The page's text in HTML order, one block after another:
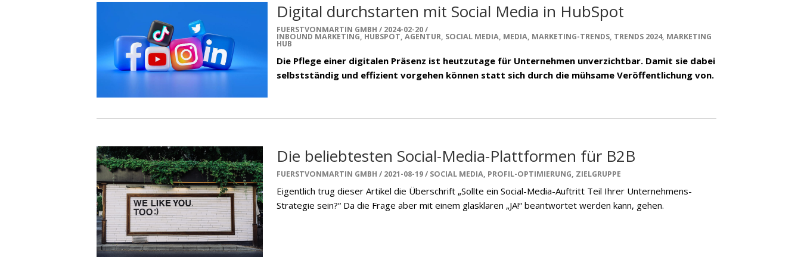
Digital durchstarten mit Social Media in HubSpot
FUERSTVONMARTIN GMBH 2024-02-20
INBOUND MARKETING, HUBSPOT, AGENTUR, SOCIAL MEDIA, MEDIA, MARKETING-TRENDS, TRENDS 2024, MARKETING
HUB
Die Pflege einer digitalen Präsenz ist heutzutage für Unternehmen unverzichtbar. Damit sie dabei
selbstständig und effizient vorgehen können statt sich durch die mühsame Veröffentlichung von.
Die beliebtesten Social-Media-Plattformen für B2B
FUERSTVONMARTIN GMBH 2021-08-19 SOCIAL MEDIA, PROFIL-OPTIMIERUNG, ZIELGRUPPE
Eigentlich trug dieser Artikel die Überschrift „Sollte ein Social-Media-Auftritt Teil Ihrer Unternehmens-
Strategie sein?“ Da die Frage aber mit einem glasklaren „JA!“ beantwortet werden kann, gehen.